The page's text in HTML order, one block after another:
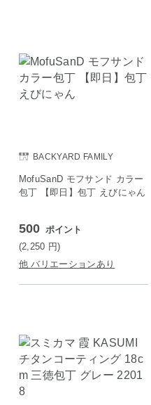
BACKYARD FAMILY
MofuSanD モフサンド カラー
包丁 【即日】包丁 えびにゃん
500 ポイント
(2,250 円)
他 バリエーションあり